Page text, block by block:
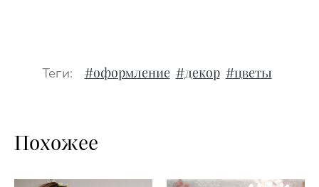
Теги: #оформление #декор #цветы
Похожее